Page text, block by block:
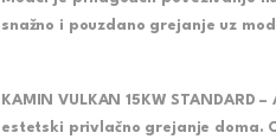
snažno i pouzdano grejanje uz
KAMIN VULKAN 15KW STANDARD –
estetski privlačno grejanje doma.